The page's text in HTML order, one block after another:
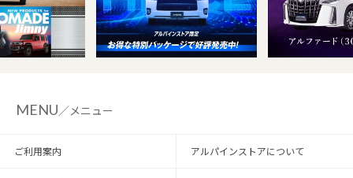
MENU／メニュー
ご利用案内 アルパインストアについて